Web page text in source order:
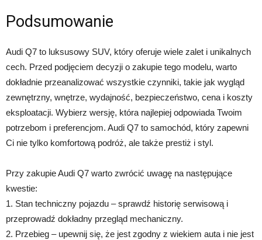
Podsumowanie
Audi Q7 to luksusowy SUV, który oferuje wiele zalet i unikalnych
cech. Przed podjęciem decyzji o zakupie tego modelu, warto
dokładnie przeanalizować wszystkie czynniki, takie jak wygląd
zewnętrzny, wnętrze, wydajność, bezpieczeństwo, cena i koszty
eksploatacji. Wybierz wersję, która najlepiej odpowiada Twoim
potrzebom i preferencjom. Audi Q7 to samochód, który zapewni
Ci nie tylko komfortową podróż, ale także prestiż i styl.
Przy zakupie Audi Q7 warto zwrócić uwagę na następujące
kwestie:
1. Stan techniczny pojazdu – sprawdź historię serwisową i
przeprowadź dokładny przegląd mechaniczny.
2. Przebieg – upewnij się, że jest zgodny z wiekiem auta i nie jest